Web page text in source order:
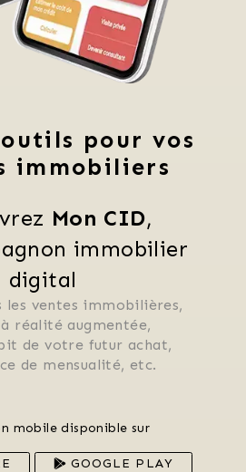
pour vos
immobiliers
Mon CID,
immobilier
digital
les ventes immobilières,
réalité augmentée,
de votre futur achat,
de mensualité, etc.
mobile disponible sur
GOOGLE PLAY